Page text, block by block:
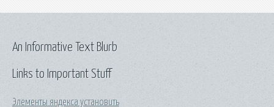
Links to Important Stuff
Элементы яндекса установить
An Informative Text Blurb